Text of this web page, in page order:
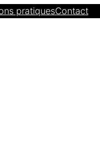
pratiquesContact